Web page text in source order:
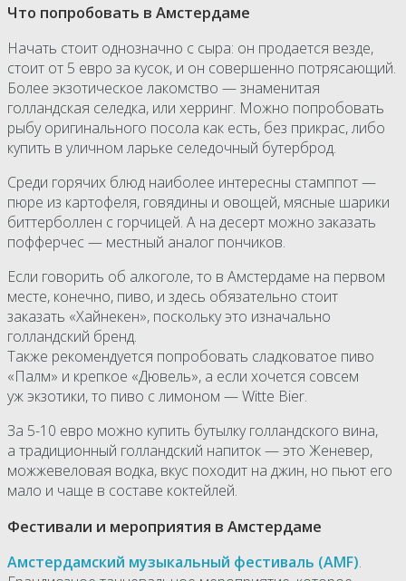
Что попробовать в Амстердаме
Начать стоит однозначно с сыра: он продается везде,
стоит от 5 евро за кусок, и он совершенно потрясающий.
Более экзотическое лакомство — знаменитая
голландская селедка, или херринг. Можно попробовать
рыбу оригинального посола как есть, без прикрас, либо
купить в уличном ларьке селедочный бутерброд.
Среди горячих блюд наиболее интересны стамппот —
пюре из картофеля, говядины и овощей, мясные шарики
биттерболлен с горчицей. А на десерт можно заказать
пофферчес — местный аналог пончиков.
Если говорить об алкоголе, то в Амстердаме на первом
месте, конечно, пиво, и здесь обязательно стоит
заказать «Хайнекен», поскольку это изначально
голландский бренд.
Также рекомендуется попробовать сладковатое пиво
«Палм» и крепкое «Дювель», а если хочется совсем
уж экзотики, то пиво с лимоном — Witte Bier.
За 5-10 евро можно купить бутылку голландского вина,
а традиционный голландский напиток — это Женевер,
можжевеловая водка, вкус походит на джин, но пьют его
мало и чаще в составе коктейлей.
Фестивали и мероприятия в Амстердаме
Амстердамский музыкальный фестиваль (AMF).